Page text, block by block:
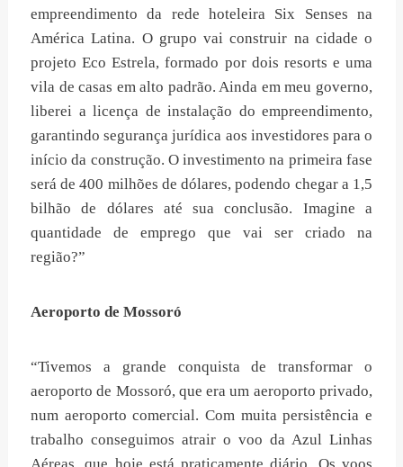
empreendimento da rede hoteleira Six Senses na
América Latina. O grupo vai construir na cidade o
projeto Eco Estrela, formado por dois resorts e uma
vila de casas em alto padrão. Ainda em meu governo,
liberei a licença de instalação do empreendimento,
garantindo segurança jurídica aos investidores para o
início da construção. O investimento na primeira fase
será de 400 milhões de dólares, podendo chegar a 1,5
bilhão de dólares até sua conclusão. Imagine a
quantidade de emprego que vai ser criado na
região?”
Aeroporto de Mossoró
“Tivemos a grande conquista de transformar o
aeroporto de Mossoró, que era um aeroporto privado,
num aeroporto comercial. Com muita persistência e
trabalho conseguimos atrair o voo da Azul Linhas